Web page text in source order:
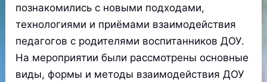
познакомились с новыми подходами,
технологиями и приёмами взаимодействия
педагогов с родителями воспитанников ДОУ.
На мероприятии были рассмотрены основные
виды, формы и методы взаимодействия ДОУ